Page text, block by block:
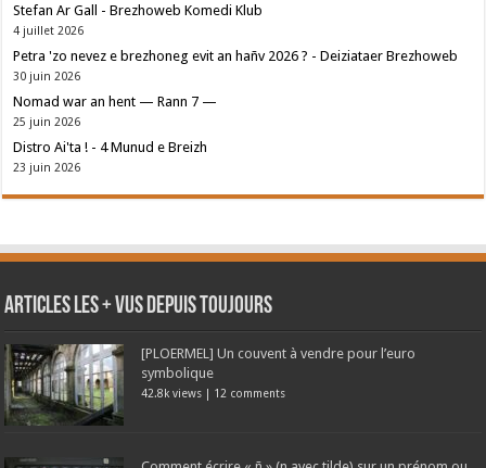
Stefan Ar Gall - Brezhoweb Komedi Klub
4 juillet 2026
Petra 'zo nevez e brezhoneg evit an hañv 2026 ? - Deiziataer Brezhoweb
30 juin 2026
Nomad war an hent — Rann 7 —
25 juin 2026
Distro Ai'ta ! - 4 Munud e Breizh
23 juin 2026
Articles les + vus depuis toujours
[PLOERMEL] Un couvent à vendre pour l’euro
symbolique
42.8k views | 12 comments